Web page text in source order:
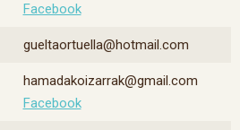
Facebook
gueltaortuella@hotmail.com
hamadakoizarrak@gmail.com
Facebook